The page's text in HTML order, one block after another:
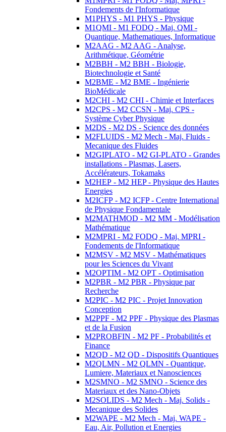
Fondements de l'Informatique
M1PHYS - M1 PHYS - Physique
M1QMI - M1 FODQ - Maj. QMI -
Quantique, Mathematiques, Informatique
M2AAG - M2 AAG - Analyse,
Arithmétique, Géométrie
M2BBH - M2 BBH - Biologie,
Biotechnologie et Santé
M2BME - M2 BME - Ingénierie
BioMédicale
M2CHI - M2 CHI - Chimie et Interfaces
M2CPS - M2 CCSN - Maj. CPS -
Système Cyber Physique
M2DS - M2 DS - Science des données
M2FLUIDS - M2 Mech - Maj. Fluids -
Mecanique des Fluides
M2GIPLATO - M2 GI-PLATO - Grandes
installations - Plasmas, Lasers,
Accélérateurs, Tokamaks
M2HEP - M2 HEP - Physique des Hautes
Energies
M2ICFP - M2 ICFP - Centre International
de Physique Fondamentale
M2MATHMOD - M2 MM - Modélisation
Mathématique
M2MPRI - M2 FODQ - Maj. MPRI -
Fondements de l'Informatique
M2MSV - M2 MSV - Mathématiques
pour les Sciences du Vivant
M2OPTIM - M2 OPT - Optimisation
M2PBR - M2 PBR - Physique par
Recherche
M2PIC - M2 PIC - Projet Innovation
Conception
M2PPF - M2 PPF - Physique des Plasmas
et de la Fusion
M2PROBFIN - M2 PF - Probabilités et
Finance
M2QD - M2 QD - Dispositifs Quantiques
M2QLMN - M2 QLMN - Quantique,
Lumiere, Materiaux et Nanosciences
M2SMNO - M2 SMNO - Science des
Materiaux et des Nano-Objets
M2SOLIDS - M2 Mech - Maj. Solids -
Mecanique des Solides
M2WAPE - M2 Mech - Maj. WAPE -
Eau, Air, Pollution et Energies